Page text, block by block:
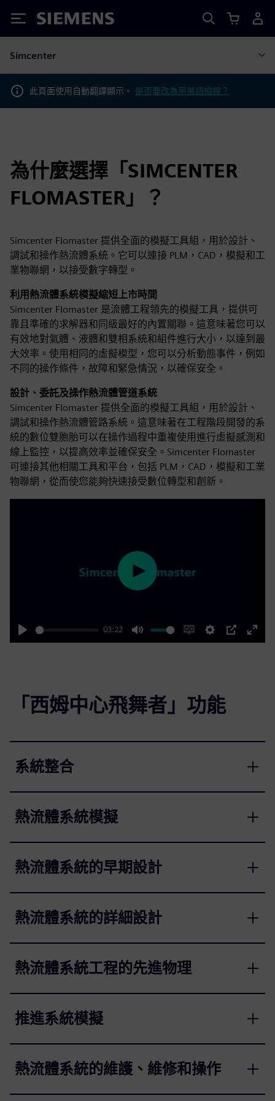
Siemens
Simcenter
此頁面使用自動翻譯顯示。 是否要改為用英語檢視？
為什麼選擇「SIMCENTER
FLOMASTER」？
Simcenter Flomaster 提供全面的模擬工具組，用於設計、
調試和操作熱流體系統。它可以連接 PLM，CAD，模擬和工
業物聯網，以接受數字轉型。
利用熱流體系統模擬縮短上市時間
Simcenter Flomaster 是流體工程領先的模擬工具，提供可
靠且準確的求解器和同級最好的內置關聯。這意味著您可以
有效地對氣體、液體和雙相系統和組件進行大小，以達到最
大效率。使用相同的虛擬模型，您可以分析動態事件，例如
不同的操作條件，故障和緊急情況，以確保安全。
設計、委託及操作熱流體管道系統
Simcenter Flomaster 提供全面的模擬工具組，用於設計、
調試和操作熱流體管路系統。這意味著在工程階段開發的系
統的數位雙胞胎可以在操作過程中重複使用進行虛擬感測和
線上監控，以提高效率並確保安全。Simcenter Flomaster
可連接其他相關工具和平台，包括 PLM，CAD，模擬和工業
物聯網，從而使您能夠快速接受數位轉型和創新。
Play
03:22
Mute
EnableSettings
PIP
Enter
Play
「西姆中心飛舞者」功能
系統整合
熱流體系統模擬
熱流體系統的早期設計
熱流體系統的詳細設計
熱流體系統工程的先進物理
推進系統模擬
熱流體系統的維護、維修和操作